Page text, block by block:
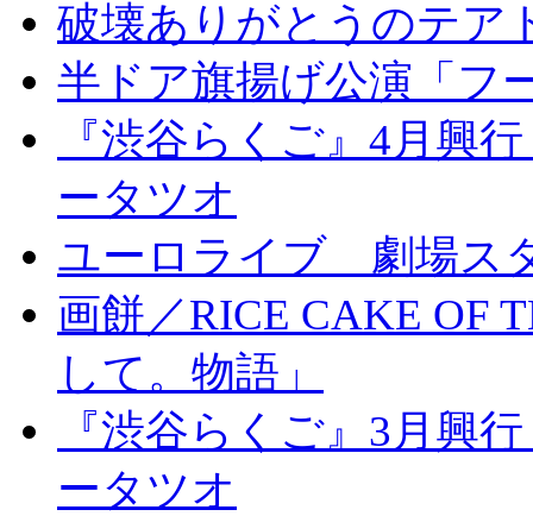
破壊ありがとうのテア
半ドア旗揚げ公演「フ
『渋谷らくご』4月興
ータツオ
ユーロライブ 劇場ス
画餅／RICE CAKE OF
して。物語」
『渋谷らくご』3月興
ータツオ